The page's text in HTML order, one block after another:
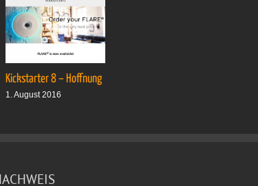
Kickstarter 8 – Hoffnung
1. August 2016